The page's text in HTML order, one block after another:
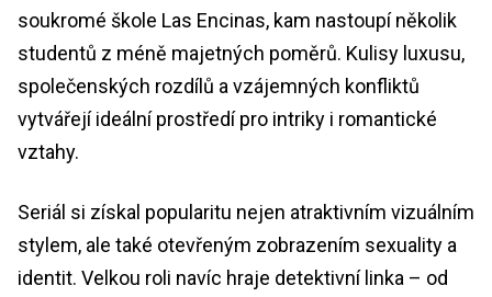
soukromé škole Las Encinas, kam nastoupí několik
studentů z méně majetných poměrů. Kulisy luxusu,
společenských rozdílů a vzájemných konfliktů
vytvářejí ideální prostředí pro intriky i romantické
vztahy.
Seriál si získal popularitu nejen atraktivním vizuálním
stylem, ale také otevřeným zobrazením sexuality a
identit. Velkou roli navíc hraje detektivní linka – od